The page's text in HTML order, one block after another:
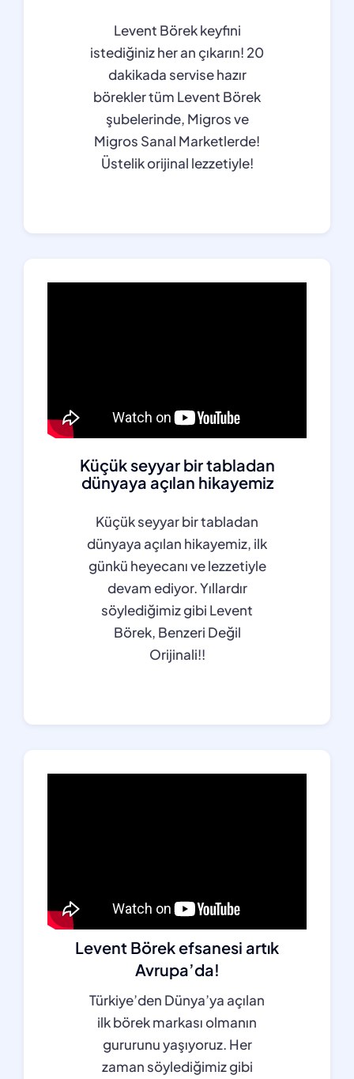
Levent Börek keyfini
istediğiniz her an çıkarın! 20
dakikada servise hazır
börekler tüm Levent Börek
şubelerinde, Migros ve
Migros Sanal Marketlerde!
Üstelik orijinal lezzetiyle!
Küçük seyyar bir tabladan
dünyaya açılan hikayemiz
Küçük seyyar bir tabladan
dünyaya açılan hikayemiz, ilk
günkü heyecanı ve lezzetiyle
devam ediyor. Yıllardır
söylediğimiz gibi Levent
Börek, Benzeri Değil
Orijinali!!
Levent Börek efsanesi artık
Avrupa’da!
Türkiye’den Dünya’ya açılan
ilk börek markası olmanın
gururunu yaşıyoruz. Her
zaman söylediğimiz gibi